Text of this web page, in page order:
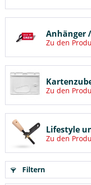
Anhänger
Zu den
Zu den
Lifestyle
Zu den
Filtern